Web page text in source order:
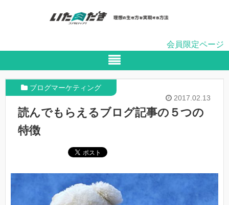
会員限定ページ
2017.02.13
ブログマーケティング
読んでもらえるブログ記事の５つの
特徴